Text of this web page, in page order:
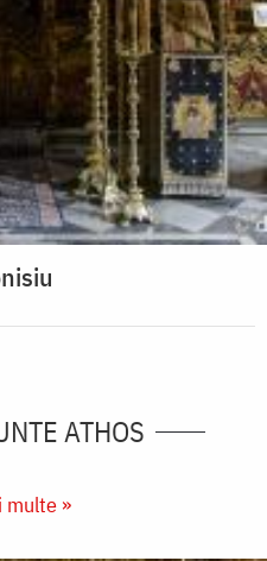
ATHOS
multe »